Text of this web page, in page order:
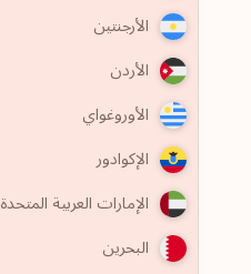
الأرجنتين
الأردن
الأوروغواي
الإكوادور
الإمارات العربية المتحدة
البحرين